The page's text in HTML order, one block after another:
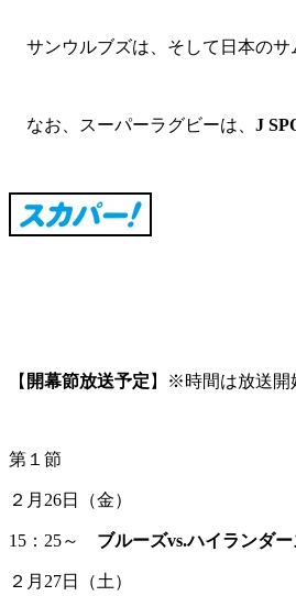
サンウルブズは、そして日本の
なお、スーパーラグビーは、 J
【 開幕節放送予定 】※時間は放送開
第１節
２月26日（金）
15：25～ ブルーズvs.ハイランダ
２月27日（土）